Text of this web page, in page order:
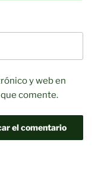
y web en
comente.